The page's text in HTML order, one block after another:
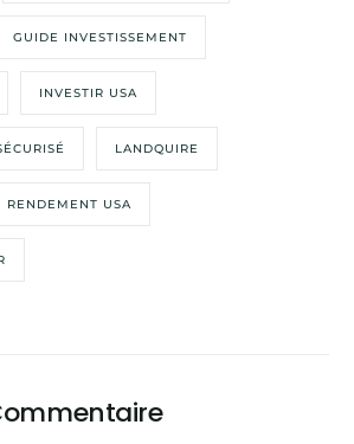
GUIDE INVESTISSEMENT
INVESTIR USA
LANDQUIRE
RENDEMENT USA